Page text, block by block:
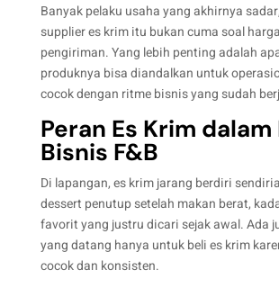
Banyak pelaku usaha yang akhirnya
supplier es krim itu bukan cuma soal
pengiriman. Yang lebih penting adalah
produknya bisa diandalkan untuk
cocok dengan ritme bisnis yang sudah
Peran Es Krim
Bisnis F&B
Di lapangan, es krim jarang berdiri
dessert penutup setelah makan berat,
favorit yang justru dicari sejak awal. Ada
yang datang hanya untuk beli es krim
cocok dan konsisten.